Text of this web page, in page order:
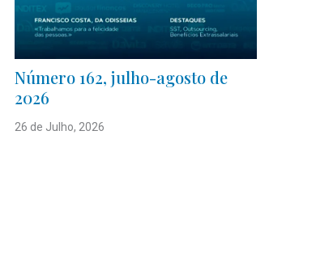
Número 162, julho-agosto de
2026
26 de Julho, 2026